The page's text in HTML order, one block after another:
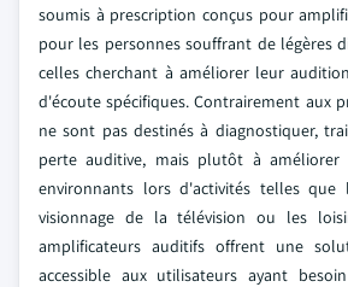
soumis à prescription conçus pour
pour les personnes souffrant de légères
celles cherchant à améliorer leur
d'écoute spécifiques. Contrairement aux
ne sont pas destinés à diagnostiquer,
perte auditive, mais plutôt à améliorer
environnants lors d'activités telles que
visionnage de la télévision ou les
amplificateurs auditifs offrent une
accessible aux utilisateurs ayant